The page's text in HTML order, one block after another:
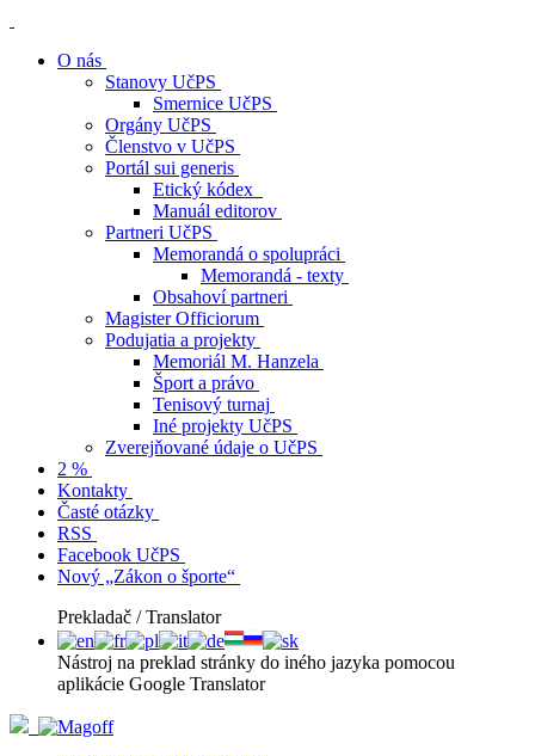
O nás
Stanovy UčPS
Smernice UčPS
Orgány UčPS
Členstvo v UčPS
Portál sui generis
Etický kódex
Manuál editorov
Partneri UčPS
Memorandá o spolupráci
Memorandá - texty
Obsahoví partneri
Magister Officiorum
Podujatia a projekty
Memoriál M. Hanzela
Šport a právo
Tenisový turnaj
Iné projekty UčPS
Zverejňované údaje o UčPS
2 %
Kontakty
Časté otázky
RSS
Facebook UčPS
Nový „Zákon o športe“
Prekladač / Translator
Nástroj na preklad stránky do iného jazyka pomocou
aplikácie Google Translator